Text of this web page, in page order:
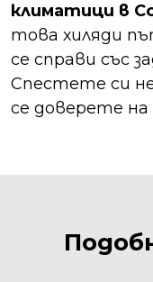
климатици в
това хиляди
се справи със
Спестете си
се доверете